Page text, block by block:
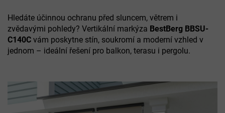
Hledáte účinnou ochranu před sluncem, větrem i
zvědavými pohledy? Vertikální markýza BestBerg BBSU-
C140C vám poskytne stín, soukromí a moderní vzhled v
jednom – ideální řešení pro balkon, terasu i pergolu.